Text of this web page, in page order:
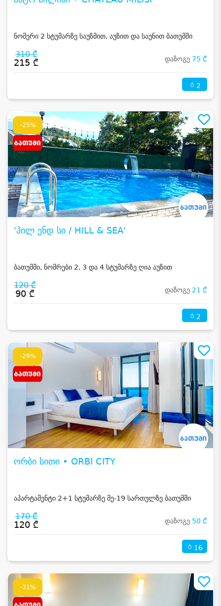
ნომერი 2 სტუმარზე საუზმით, აუზით და საუნით ბათუმში
310 ₾
215 ₾ დაზოგე 75 ₾
2
-25%
'ჰილ ენდ სი / HILL & SEA'
ბათუმში, ნომრები 2, 3 და 4 სტუმარზე ღია აუზით
120 ₾
90 ₾ დაზოგე 21 ₾
2
-29%
ორბი სითი • ORBI CITY
აპარტამენტი 2+1 სტუმარზე მე-19 სართულზე ბათუმში
170 ₾
120 ₾ დაზოგე 50 ₾
16
-31%